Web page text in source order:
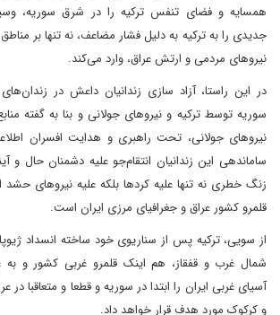
همسایه و فضای تنفس ترکیه را در شرق سوریه،
جدیدی را به ترکیه به دلیل فشار مضاعف، نه تنها بر
نیروهای مردمی و ارتش عراق، وارد می‌کند.
در این راستا، آزاد سازی زندانیان داعش در
سوریه توسط ترکیه و نیروهای جولانی و بنا به گفته
نیروهای جولانی، تحت راهبری و هدایت افسران
ساماندهی این زندانیان انتقام‌جو علیه دشمنان حال و
زنگ خطری نه تنها علیه کردها بلکه علیه نیروهای
قلمرو کشور عراق و جغرافیای مرزی ایران است.
از سویی، ترکیه پس از سناریوی خود ساخته انسداد
شمال غرب و قفقاز، هم اینک قلمرو غربی کشور و به
آسیای غربی ایران را ابتدا در سوریه و قطعا و متعاقبا
و کرکوک مورد هدف قرار خواهد داد.